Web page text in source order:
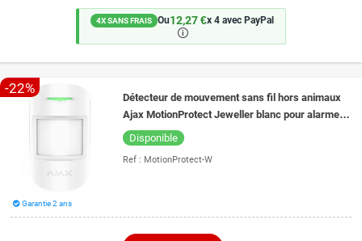
4X SANS FRAIS Ou12,27 €x 4 avec PayPal
🛈
-22%
Détecteur de mouvement sans fil hors animaux
Ajax MotionProtect Jeweller blanc pour alarme
Ajax
Disponible
Ref : MotionProtect-W
Garantie 2 ans